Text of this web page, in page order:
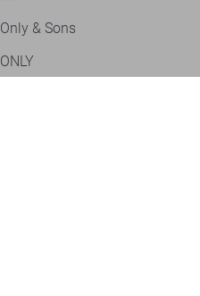
Only & Sons
ONLY